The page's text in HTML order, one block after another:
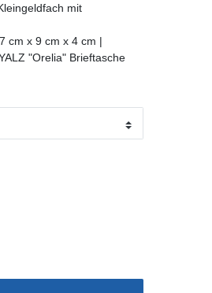
mit
cm x 9 cm x 4 cm |
"Orelia" Brieftasche